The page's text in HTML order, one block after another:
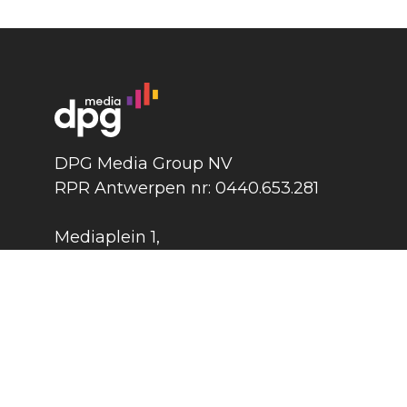
DPG Media Group NV
RPR Antwerpen nr: 0440.653.281
Mediaplein 1,